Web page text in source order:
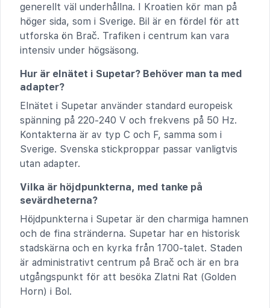
generellt väl underhållna. I Kroatien kör man på
höger sida, som i Sverige. Bil är en fördel för att
utforska ön Brač. Trafiken i centrum kan vara
intensiv under högsäsong.
Hur är elnätet i Supetar? Behöver man ta med
adapter?
Elnätet i Supetar använder standard europeisk
spänning på 220-240 V och frekvens på 50 Hz.
Kontakterna är av typ C och F, samma som i
Sverige. Svenska stickproppar passar vanligtvis
utan adapter.
Vilka är höjdpunkterna, med tanke på
sevärdheterna?
Höjdpunkterna i Supetar är den charmiga hamnen
och de fina stränderna. Supetar har en historisk
stadskärna och en kyrka från 1700-talet. Staden
är administrativt centrum på Brač och är en bra
utgångspunkt för att besöka Zlatni Rat (Golden
Horn) i Bol.